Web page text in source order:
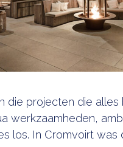
die projecten die alles
werkzaamheden,
los. In Cromvoirt was